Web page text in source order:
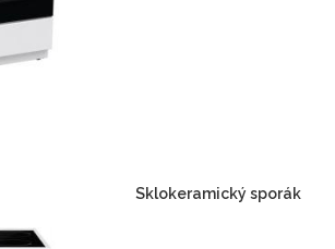
Sklokeramický sporák